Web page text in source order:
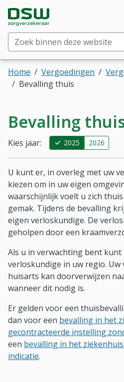
Direct naar hoofdinhoud
Direct naar hoofdmenu
DSW
Zoek binnen deze website(min.
Home Vergoedingen
Bevalling thuis
Bevalling
Kies jaar: 2025 2026
U kunt er, in overleg met uw
kiezen om in uw eigen
waarschijnlijk voelt u zich
gemak. Tijdens de bevalling
eigen verloskundige. De
geholpen door een
Als u in verwachting bent kunt
verloskundige in uw regio.
huisarts kan doorverwijzen
wanneer dit nodig is.
Er gelden voor een
dan voor een bevalling in het
gecontracteerde instelling
een bevalling in het
indicatie.